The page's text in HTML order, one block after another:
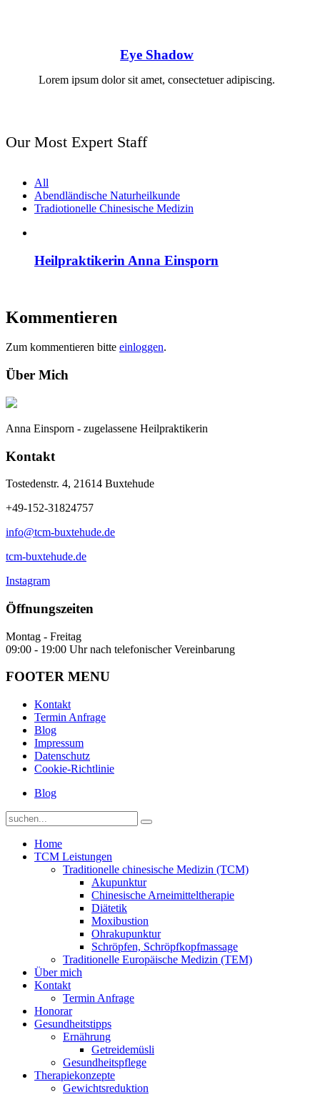
Eye Shadow
Lorem ipsum dolor sit amet, consectetuer adipiscing.
Our Most Expert Staff
All
Abendländische Naturheilkunde
Tradiotionelle Chinesische Medizin
Heilpraktikerin Anna Einsporn
Kommentieren
Zum kommentieren bitte einloggen.
Über Mich
Anna Einsporn - zugelassene Heilpraktikerin
Kontakt
Tostedenstr. 4, 21614 Buxtehude
+49-152-31824757
info@tcm-buxtehude.de
tcm-buxtehude.de
Instagram
Öffnungszeiten
Montag - Freitag
09:00 - 19:00 Uhr nach telefonischer Vereinbarung
FOOTER MENU
Kontakt
Termin Anfrage
Blog
Impressum
Datenschutz
Cookie-Richtlinie
Blog
Home
TCM Leistungen
Traditionelle chinesische Medizin (TCM)
Akupunktur
Chinesische Arneimitteltherapie
Diätetik
Moxibustion
Ohrakupunktur
Schröpfen, Schröpfkopfmassage
Traditionelle Europäische Medizin (TEM)
Über mich
Kontakt
Termin Anfrage
Honorar
Gesundheitstipps
Ernährung
Getreidemüsli
Gesundheitspflege
Therapiekonzepte
Gewichtsreduktion